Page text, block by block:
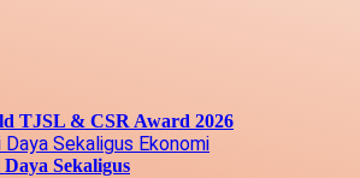
TJSL & CSR Award 2026
Ekonomi
Sekaligus